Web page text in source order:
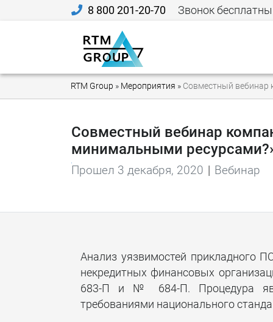
8 800 201-20-70 Звонок
RTM Group » Мероприятия » Совместный вебинар
Совместный вебинар
минимальными
Прошел 3 декабря, 2020 Вебинар
Анализ уязвимостей прикладного
некредитных финансовых
683-П и № 684-П. Процедура
требованиями национального